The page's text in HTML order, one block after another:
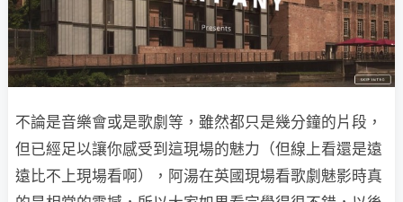
不論是音樂會或是歌劇等，雖然都只是幾分鐘的片段，
但已經足以讓你感受到這現場的魅力（但線上看還是遠
遠比不上現場看啊），阿湯在英國現場看歌劇魅影時真